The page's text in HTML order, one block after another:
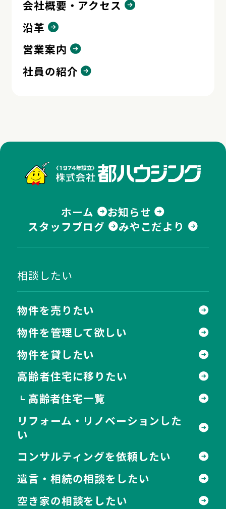
会社概要・アクセス
沿革
営業案内
社員の紹介
ホーム
お知らせ
スタッフブログ
みやこだより
相談したい
物件を売りたい
物件を管理して欲しい
物件を貸したい
高齢者住宅に移りたい
┗ 高齢者住宅一覧
リフォーム・リノベーションした
い
コンサルティングを依頼したい
遺言・相続の相談をしたい
空き家の相談をしたい